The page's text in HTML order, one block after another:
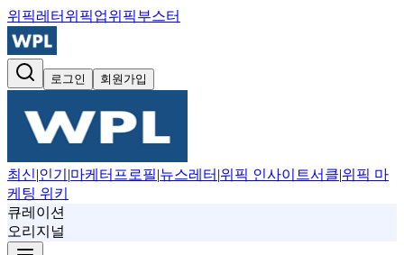
위픽레터 위픽업위픽부스터
로그인 회원가입
최신|인기 |마케터프로필|뉴스레터 |위픽 인사이트서클|위픽 마
케팅 위키
큐레이션
오리지널